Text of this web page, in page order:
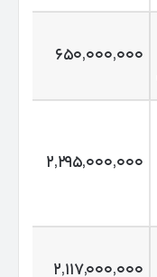
۶۵۰٬۰۰۰٬۰۰۰
۲٬۲۹۵٬۰۰۰٬۰۰۰
۲٬۱۱۷٬۰۰۰٬۰۰۰